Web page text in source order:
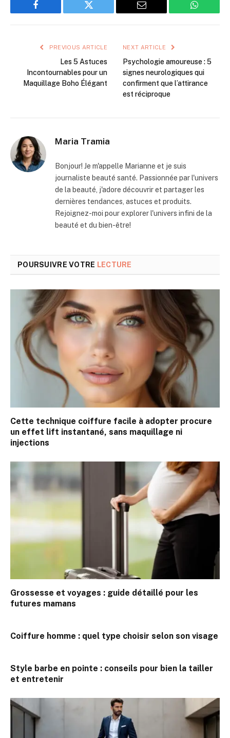
Facebook Twitter Email
PREVIOUS ARTICLE
Les 5 Astuces
Incontournables pour un
Maquillage Boho Élégant
NEXT ARTICLE
Psychologie amoureuse : 5
signes neurologiques qui
confirment que l’attirance
est réciproque
Maria Tramia
Bonjour! Je m'appelle Marianne et je suis
journaliste beauté santé. Passionnée par l'univers
de la beauté, j'adore découvrir et partager les
dernières tendances, astuces et produits.
Rejoignez-moi pour explorer l'univers infini de la
beauté et du bien-être!
POURSUIVRE VOTRE LECTURE
Cette technique coiffure facile à adopter procure
un effet lift instantané, sans maquillage ni
injections
Grossesse et voyages : guide détaillé pour les
futures mamans
Coiffure homme : quel type choisir selon son visage
Style barbe en pointe : conseils pour bien la tailler
et entretenir